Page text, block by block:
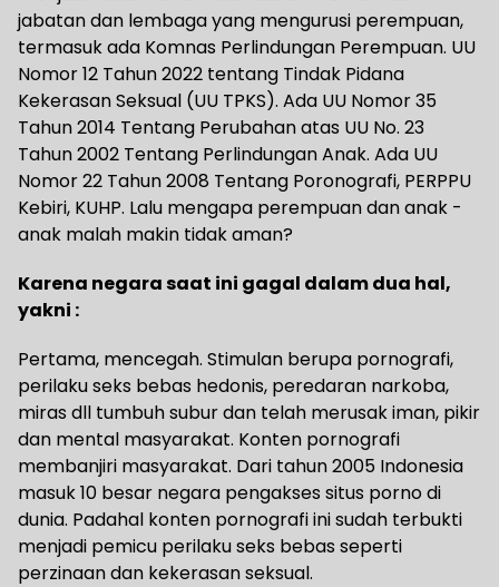
jabatan dan lembaga yang mengurusi perempuan,
termasuk ada Komnas Perlindungan Perempuan. UU
Nomor 12 Tahun 2022 tentang Tindak Pidana
Kekerasan Seksual (UU TPKS). Ada UU Nomor 35
Tahun 2014 Tentang Perubahan atas UU No. 23
Tahun 2002 Tentang Perlindungan Anak. Ada UU
Nomor 22 Tahun 2008 Tentang Poronografi, PERPPU
Kebiri, KUHP. Lalu mengapa perempuan dan anak -
anak malah makin tidak aman?
Karena negara saat ini gagal dalam dua hal,
yakni :
Pertama, mencegah. Stimulan berupa pornografi,
perilaku seks bebas hedonis, peredaran narkoba,
miras dll tumbuh subur dan telah merusak iman, pikir
dan mental masyarakat. Konten pornografi
membanjiri masyarakat. Dari tahun 2005 Indonesia
masuk 10 besar negara pengakses situs porno di
dunia. Padahal konten pornografi ini sudah terbukti
menjadi pemicu perilaku seks bebas seperti
perzinaan dan kekerasan seksual.